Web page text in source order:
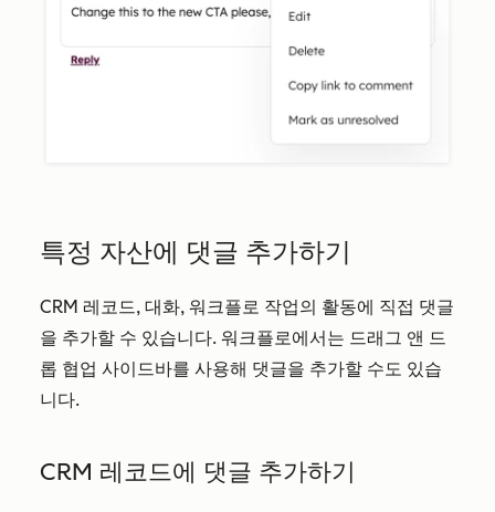
특정 자산에 댓글 추가하기
CRM 레코드, 대화, 워크플로 작업의 활동에 직접 댓글
을 추가할 수 있습니다. 워크플로에서는 드래그 앤 드
롭 협업 사이드바를 사용해 댓글을 추가할 수도 있습
니다.
CRM 레코드에 댓글 추가하기